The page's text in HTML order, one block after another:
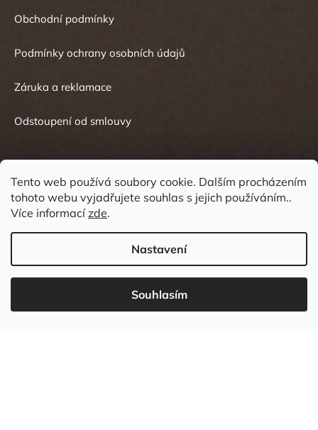
Tento web používá soubory cookie. Dalším procházením
tohoto webu vyjadřujete souhlas s jejich používáním..
Více informacízde.
Nastavení
Souhlasím
Obchodní podmínky
Podmínky ochrany osobních údajů
Záruka a reklamace
Odstoupení od smlouvy
Kontakt